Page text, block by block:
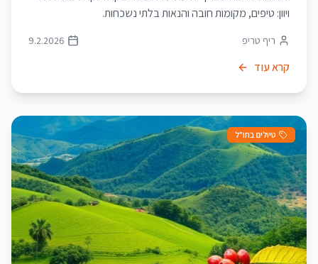
ויוון: טיפים, מקומות חובה והנאות בלתי נשכחות.
ריף טריפ 9.2.2026
קרא עוד
טיולים בחו"ל